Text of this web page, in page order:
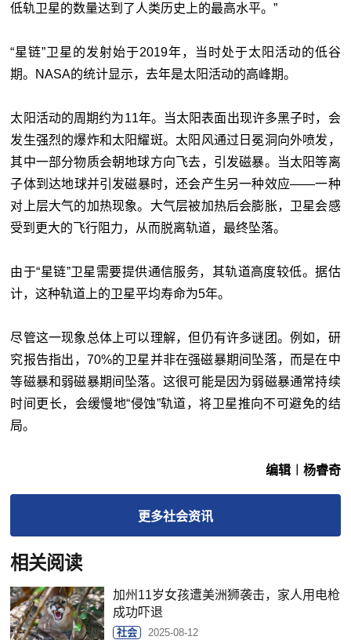
低轨卫星的数量达到了人类历史上的最高水平。”
“星链”卫星的发射始于2019年，当时处于太阳活动的低谷
期。NASA的统计显示，去年是太阳活动的高峰期。
太阳活动的周期约为11年。当太阳表面出现许多黑子时，会
发生强烈的爆炸和太阳耀斑。太阳风通过日冕洞向外喷发，
其中一部分物质会朝地球方向飞去，引发磁暴。当太阳等离
子体到达地球并引发磁暴时，还会产生另一种效应——一种
对上层大气的加热现象。大气层被加热后会膨胀，卫星会感
受到更大的飞行阻力，从而脱离轨道，最终坠落。
由于“星链”卫星需要提供通信服务，其轨道高度较低。据估
计，这种轨道上的卫星平均寿命为5年。
尽管这一现象总体上可以理解，但仍有许多谜团。例如，研
究报告指出，70%的卫星并非在强磁暴期间坠落，而是在中
等磁暴和弱磁暴期间坠落。这很可能是因为弱磁暴通常持续
时间更长，会缓慢地“侵蚀”轨道，将卫星推向不可避免的结
局。
编辑︱杨睿奇
更多社会资讯
相关阅读
加州11岁女孩遭美洲狮袭击，家人用电枪
成功吓退
社会 2025-08-12